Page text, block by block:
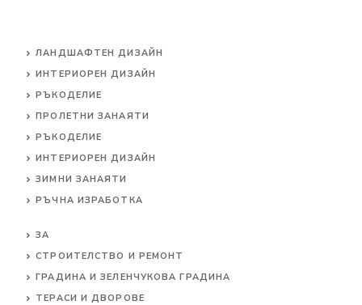
ЛАНДШАФТЕН ДИЗАЙН
ИНТЕРИОРЕН ДИЗАЙН
РЪКОДЕЛИЕ
ПРОЛЕТНИ ЗАНАЯТИ
РЪКОДЕЛИЕ
ИНТЕРИОРЕН ДИЗАЙН
ЗИМНИ ЗАНАЯТИ
РЪЧНА ИЗРАБОТКА
ЗА
СТРОИТЕЛСТВО И РЕМОНТ
ГРАДИНА И ЗЕЛЕНЧУКОВА ГРАДИНА
ТЕРАСИ И ДВОРОВЕ